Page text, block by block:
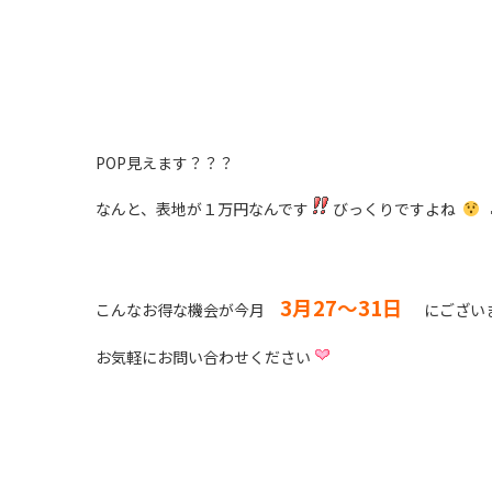
POP見えます？？？
なんと、表地が１万円なんです びっくりですよね
こんなお得な機会が今月 3月27～31日 にござい
お気軽にお問い合わせください